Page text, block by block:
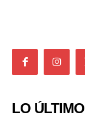
LO ÚLTIMO